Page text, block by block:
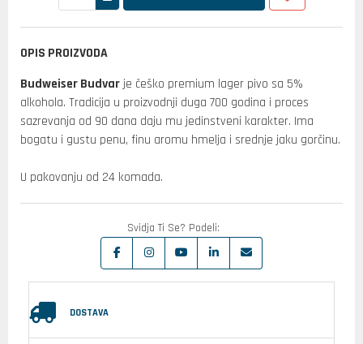
OPIS PROIZVODA
Budweiser Budvar je češko premium lager pivo sa 5%
alkohola. Tradicija u proizvodnji duga 700 godina i proces
sazrevanja od 90 dana daju mu jedinstveni karakter. Ima
bogatu i gustu penu, finu aromu hmelja i srednje jaku gorčinu.
U pakovanju od 24 komada.
Svidja Ti Se? Podeli:
DOSTAVA